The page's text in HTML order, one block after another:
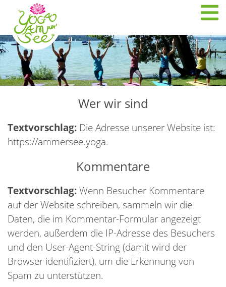
content
YOGA AMerSee
Wer wir sind
Textvorschlag: Die Adresse unserer Website ist:
https://ammersee.yoga.
Kommentare
Textvorschlag:Wenn Besucher Kommentare
auf der Website schreiben, sammeln wir die
Daten, die im Kommentar-Formular angezeigt
werden, außerdem die IP-Adresse des Besuchers
und den User-Agent-String (damit wird der
Browser identifiziert), um die Erkennung von
Spam zu unterstützen.